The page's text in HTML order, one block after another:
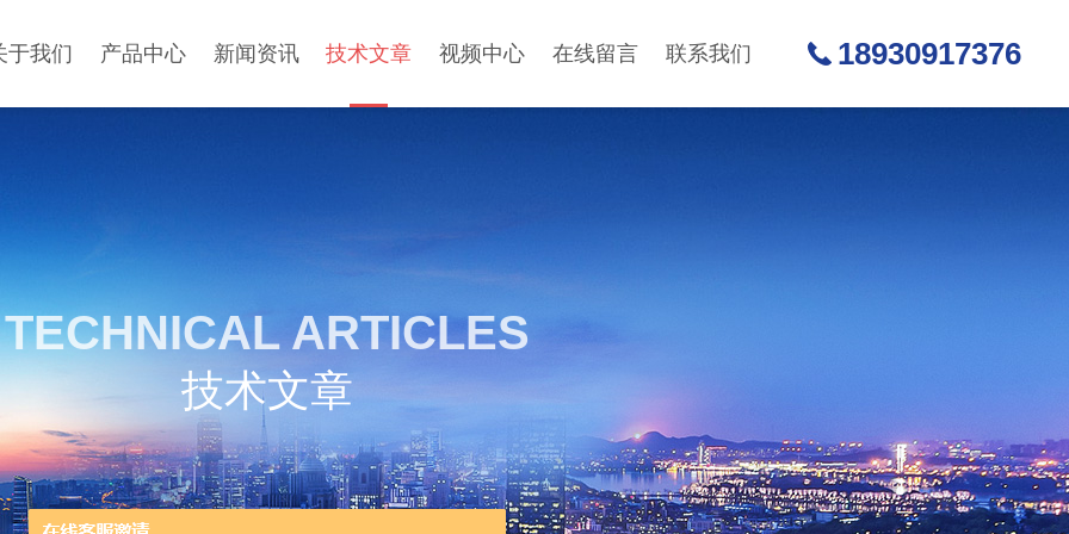
于我们 产品中心 新闻资讯 技术文章 视频中心 在线留言 联系我们 18930917376
TECHNICAL ARTICLES
技术文章